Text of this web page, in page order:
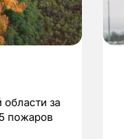
за
пожаров